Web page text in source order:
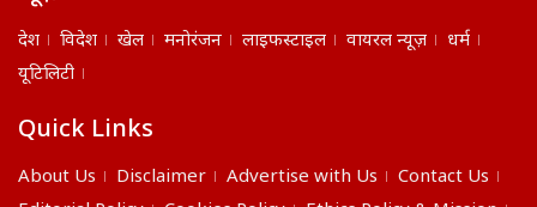
देश विदेश खेल मनोरंजन लाइफस्टाइल वायरल न्यूज़
धर्म
यूटिलिटी
Quick Links
About Us Disclaimer Advertise with Us
Contact Us